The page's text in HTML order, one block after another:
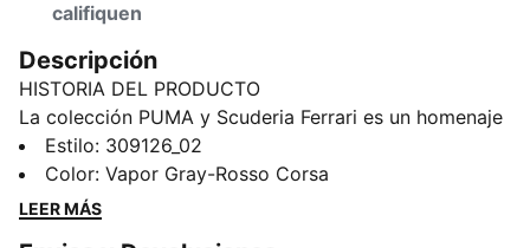
califiquen
Descripción
HISTORIA DEL PRODUCTO
La colección PUMA y Scuderia Ferrari es un homenaje
a la excelencia del automovilismo y al legado
legendario de Ferrari en las carreras. Esta línea de
calzado, ropa y accesorios combina estilo, comodidad
Estilo: 309126_02
Color: Vapor Gray-Rosso Corsa
LEER MÁS